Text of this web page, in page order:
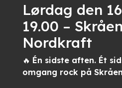
Lørdag den
19.00 –
Nordkraft
🔥 Én sidste aften. Ét
omgang rock på Skråen